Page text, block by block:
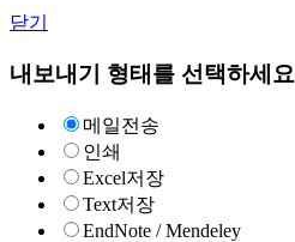
닫기
내보내기 형태를 선택하세요
메일전송
인쇄
Excel저장
Text저장
EndNote / Mendeley